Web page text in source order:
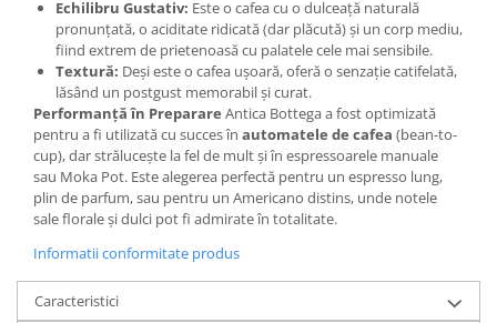
Echilibru Gustativ: Este o cafea cu o dulceață naturală
pronunțată, o aciditate ridicată (dar plăcută) și un corp mediu,
fiind extrem de prietenoasă cu palatele cele mai sensibile.
Textură: Deși este o cafea ușoară, oferă o senzație catifelată,
lăsând un postgust memorabil și curat.
Performanță în Preparare Antica Bottega a fost optimizată
pentru a fi utilizată cu succes în automatele de cafea (bean-to-
cup), dar strălucește la fel de mult și în espressoarele manuale
sau Moka Pot. Este alegerea perfectă pentru un espresso lung,
plin de parfum, sau pentru un Americano distins, unde notele
sale florale și dulci pot fi admirate în totalitate.
Informatii conformitate produs
Caracteristici